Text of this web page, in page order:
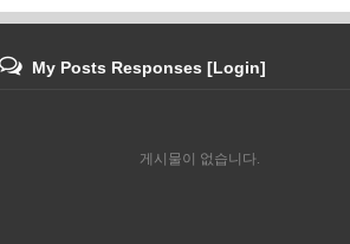
My Posts Responses [Login]
게시물이 없습니다.